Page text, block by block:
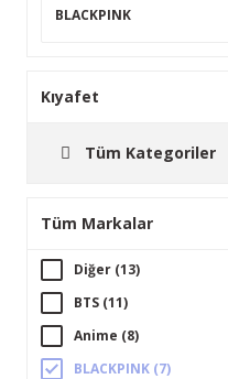
BLACKPINK
Kıyafet
Tüm Kategoriler
Tüm Markalar
Diğer (13)
BTS (11)
Anime (8)
BLACKPINK (7)